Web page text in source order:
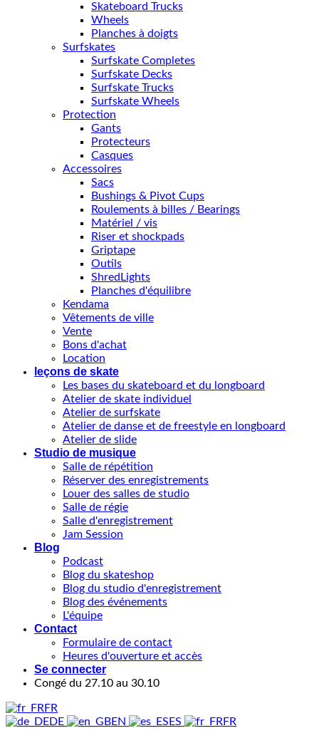
Skateboard Trucks
Wheels
Planches à doigts
Surfskates
Surfskate Completes
Surfskate Decks
Surfskate Trucks
Surfskate Wheels
Protection
Gants
Protecteurs
Casques
Accessoires
Sacs
Bushings & Pivot Cups
Roulements à billes / Bearings
Matériel / vis
Riser et shockpads
Griptape
Outils
ShredLights
Planches d'équilibre
Kendama
Vêtements de ville
Vente
Bons d'achat
Location
leçons de skate
Les bases du skateboard et du longboard
Atelier de skate individuel
Atelier de surfskate
Atelier de danse et de freestyle en longboard
Atelier de slide
Studio de musique
Salle de répétition
Réserver des enregistrements
Louer des salles de studio
Salle de régie
Salle d'enregistrement
Jam Session
Blog
Podcast
Blog du skateshop
Blog du studio d'enregistrement
Blog des événements
L'équipe
Contact
Formulaire de contact
Heures d'ouverture et accès
Se connecter
Congé du 27.10 au 30.10
FR
DE
EN ES FR